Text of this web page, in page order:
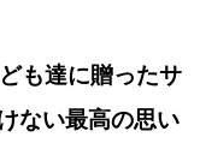
も達に贈ったサ
ない最高の思い